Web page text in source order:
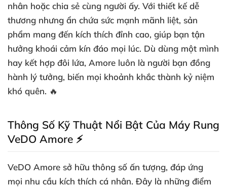
nhân hoặc chia sẻ cùng người ấy. Với thiết kế dễ
thương nhưng ẩn chứa sức mạnh mãnh liệt, sản
phẩm mang đến kích thích đỉnh cao, giúp bạn tận
hưởng khoái cảm kín đáo mọi lúc. Dù dùng một mình
hay kết hợp đôi lứa, Amore luôn là người bạn đồng
hành lý tưởng, biến mọi khoảnh khắc thành kỷ niệm
khó quên. 🔥
Thông Số Kỹ Thuật Nổi Bật Của Máy Rung
VeDO Amore ⚡
VeDO Amore sở hữu thông số ấn tượng, đáp ứng
mọi nhu cầu kích thích cá nhân. Đây là những điểm